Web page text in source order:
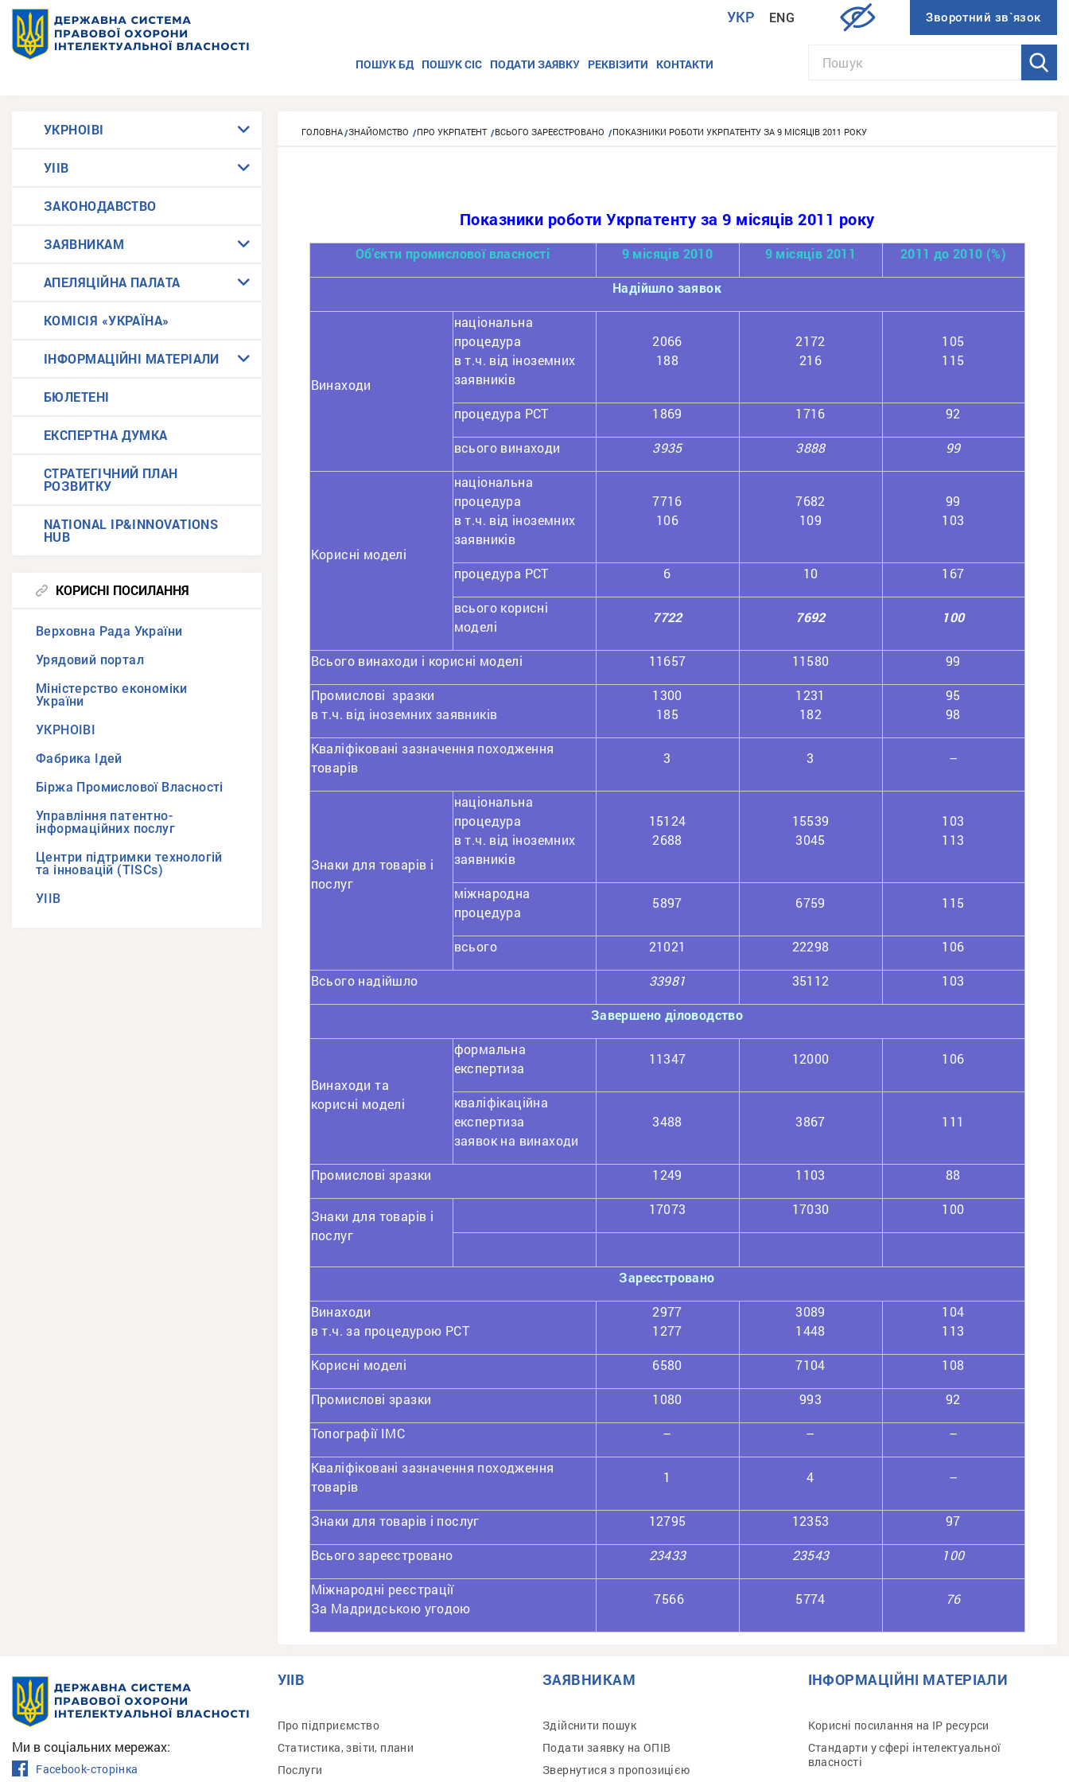
УКР ENG
ПОШУК БД ПОШУК СІС ПОДАТИ ЗАЯВКУ РЕКВІЗИТИ КОНТАКТИ
УКРНОІВІ
УІІВ
ЗАКОНОДАВСТВО
ЗАЯВНИКАМ
АПЕЛЯЦІЙНА ПАЛАТА
КОМІСІЯ «УКРАЇНА»
ІНФОРМАЦІЙНІ МАТЕРІАЛИ
БЮЛЕТЕНІ
ЕКСПЕРТНА ДУМКА
СТРАТЕГІЧНИЙ ПЛАН
РОЗВИТКУ
NATIONAL IP&INNOVATIONS
HUB
КОРИСНІ ПОСИЛАННЯ
Верховна Рада України
Урядовий портал
Міністерство економіки
України
УКРНОІВІ
Фабрика Ідей
Біржа Промислової Власності
Управління патентно-
інформаційних послуг
Центри підтримки технологій
та інновацій (TISCs)
УІІВ
ГОЛОВНА ЗНАЙОМСТВО ПРО УКРПАТЕНТ ВСЬОГО ЗАРЕЄСТРОВАНО ПОКАЗНИКИ РОБОТИ УКРПАТЕНТУ ЗА 9 МІСЯЦІВ 2011 РОКУ
Показники роботи Укрпатенту за 9 місяців 2011 року
Об’єкти промислової власності 9 місяців 2010 9 місяців 2011 2011 до 2010 (%)
Надійшло заявок
Винаходи
національна
процедура
в т.ч. від іноземних
заявників
2066
188
2172
216
105
115
процедура РСТ 1869 1716 92
всього винаходи 3935 3888 99
Корисні моделі
національна
процедура
в т.ч. від іноземних
заявників
7716
106
7682
109
99
103
процедура РСТ 6 10 167
всього корисні
моделі
7722 7692 100
Всього винаходи і корисні моделі 11657 11580 99
Промислові зразки
в т.ч. від іноземних заявників
1300
185
1231
182
95
98
Кваліфіковані зазначення походження
товарів
3 3 –
Знаки для товарів і
послуг
національна
процедура
в т.ч. від іноземних
заявників
15124
2688
15539
3045
103
113
міжнародна
процедура
5897 6759 115
всього 21021 22298 106
Всього надійшло 33981 35112 103
Завершено діловодство
Винаходи та
корисні моделі
формальна
експертиза
11347 12000 106
кваліфікаційна
експертиза
заявок на винаходи
3488 3867 111
Промислові зразки 1249 1103 88
Знаки для товарів і
послуг
17073 17030 100
Зареєстровано
Винаходи
в т.ч. за процедурою РСТ
2977
1277
3089
1448
104
113
Корисні моделі 6580 7104 108
Промислові зразки 1080 993 92
Топографії ІМС – – –
Кваліфіковані зазначення походження
товарів
1 4 –
Знаки для товарів і послуг 12795 12353 97
Всього зареєстровано 23433 23543 100
Міжнародні реєстрації
За Мадридською угодою
7566 5774 76
Ми в соціальних мережах:
Facebook-сторінка
УІІВ
Про підприємство
Статистика, звіти, плани
Послуги
ЗАЯВНИКАМ
Здійснити пошук
Подати заявку на ОПІВ
Звернутися з пропозицією
ІНФОРМАЦІЙНІ МАТЕРІАЛИ
Корисні посилання на IP ресурси
Стандарти у сфері інтелектуальної
власності